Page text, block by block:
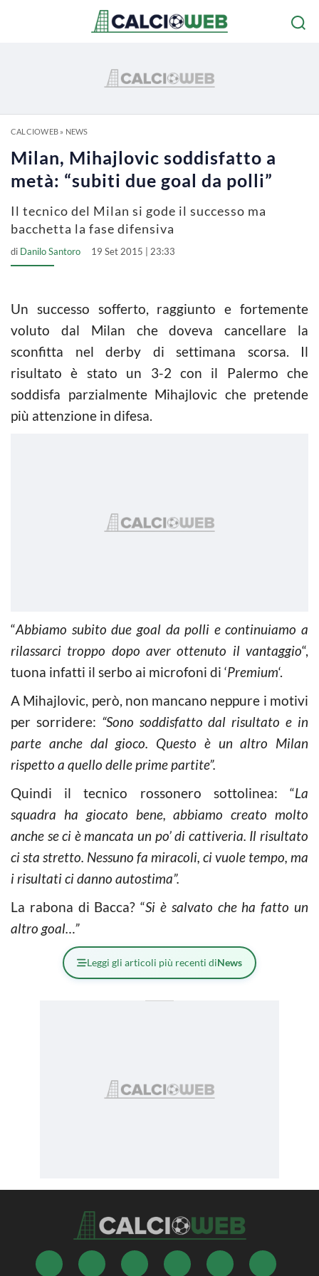
CALCIOWEB» NEWS
Milan, Mihajlovic soddisfatto a
metà: “subiti due goal da polli”
Il tecnico del Milan si gode il successo ma
bacchetta la fase difensiva
di Danilo Santoro 19 Set 2015 | 23:33
Un successo sofferto, raggiunto e fortemente
voluto dal Milan che doveva cancellare la
sconfitta nel derby di settimana scorsa. Il
risultato è stato un 3-2 con il Palermo che
soddisfa parzialmente Mihajlovic che pretende
più attenzione in difesa.
“Abbiamo subito due goal da polli e continuiamo a
rilassarci troppo dopo aver ottenuto il vantaggio“,
tuona infatti il serbo ai microfoni di ‘Premium‘.
A Mihajlovic, però, non mancano neppure i motivi
per sorridere: “Sono soddisfatto dal risultato e in
parte anche dal gioco. Questo è un altro Milan
rispetto a quello delle prime partite”.
Quindi il tecnico rossonero sottolinea: “La
squadra ha giocato bene, abbiamo creato molto
anche se ci è mancata un po’ di cattiveria. Il risultato
ci sta stretto. Nessuno fa miracoli, ci vuole tempo, ma
i risultati ci danno autostima”.
La rabona di Bacca? “Si è salvato che ha fatto un
altro goal…”
Leggi gli articoli più recenti diNews